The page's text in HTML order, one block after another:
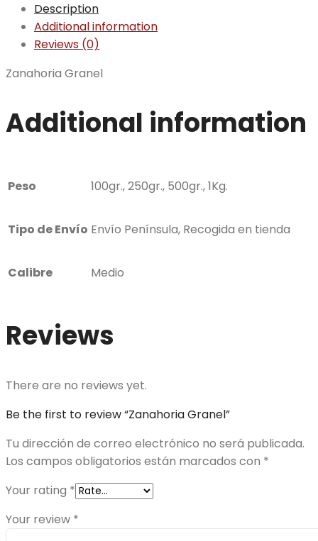
Description
Additional information
Reviews (0)
Zanahoria Granel
Additional information
Peso 100gr., 250gr., 500gr., 1Kg.
Tipo de Envío Envío Península, Recogida en tienda
Calibre Medio
Reviews
There are no reviews yet.
Be the first to review “Zanahoria Granel”
Tu dirección de correo electrónico no será publicada.
Los campos obligatorios están marcados con *
Your rating *
Your review *